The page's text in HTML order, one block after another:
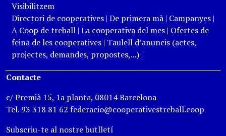
Visibilitzem
Directori de cooperatives| De primera mà| Campanyes|
A Coop de treball| La cooperativa del mes| Ofertes de
feina de les cooperatives| Taulell d’anuncis (actes,
projectes, demandes, propostes,...)|
Contacte
c/ Premià 15, 1a planta, 08014 Barcelona
Tel. 93 318 81 62 federacio@cooperativestreball.coop
Subscriu-te al nostre butlletí